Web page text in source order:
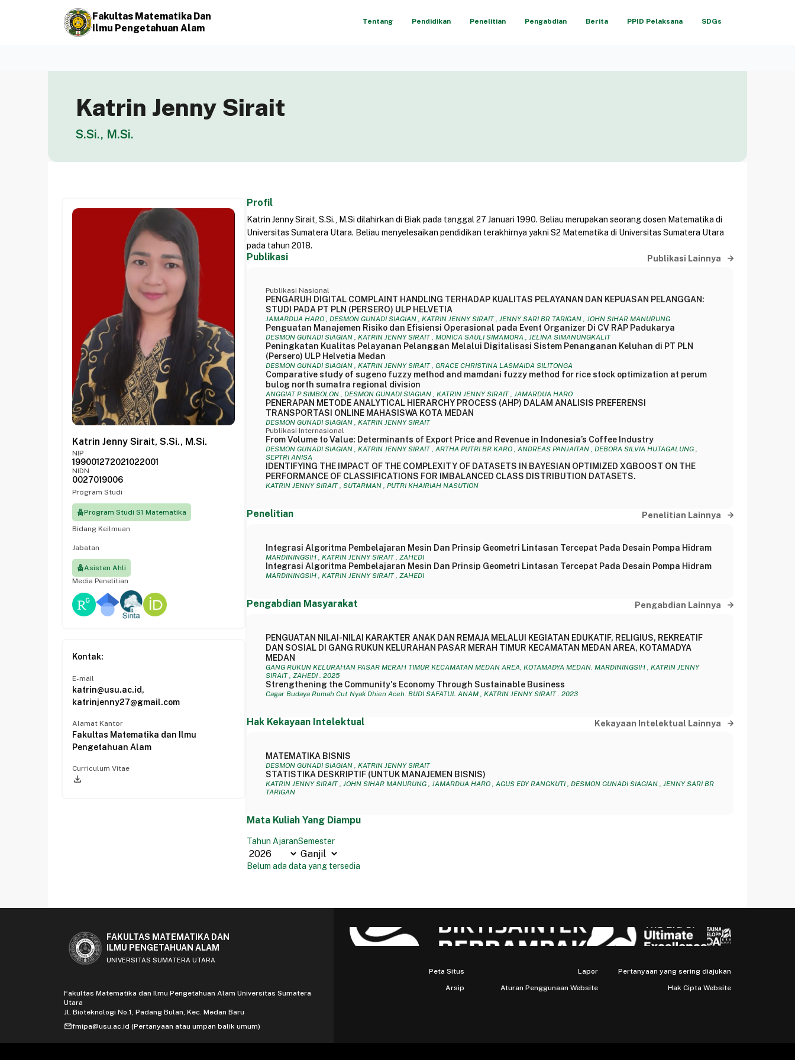
Fakultas Matematika Dan
Ilmu Pengetahuan Alam
Tentang Pendidikan Penelitian Pengabdian Berita PPID Pelaksana SDGs
Katrin Jenny Sirait
S.Si., M.Si.
Katrin Jenny Sirait, S.Si., M.Si.
NIP
199001272021022001
NIDN
0027019006
Program Studi
Program Studi S1 Matematika
Bidang Keilmuan
Jabatan
Asisten Ahli
Media Penelitian
Kontak:
E-mail
katrin@usu.ac.id,
katrinjenny27@gmail.com
Alamat Kantor
Fakultas Matematika dan Ilmu
Pengetahuan Alam
Curriculum Vitae
file_download
Profil
Katrin Jenny Sirait, S.Si., M.Si dilahirkan di Biak pada tanggal 27 Januari 1990. Beliau merupakan seorang dosen Matematika di
Universitas Sumatera Utara. Beliau menyelesaikan pendidikan terakhirnya yakni S2 Matematika di Universitas Sumatera Utara
pada tahun 2018.
Publikasi Publikasi Lainnya
Publikasi Nasional
PENGARUH DIGITAL COMPLAINT HANDLING TERHADAP KUALITAS PELAYANAN DAN KEPUASAN PELANGGAN:
STUDI PADA PT PLN (PERSERO) ULP HELVETIA
JAMARDUA HARO , DESMON GUNADI SIAGIAN , KATRIN JENNY SIRAIT , JENNY SARI BR TARIGAN , JOHN SIHAR MANURUNG
Penguatan Manajemen Risiko dan Efisiensi Operasional pada Event Organizer Di CV RAP Padukarya
DESMON GUNADI SIAGIAN , KATRIN JENNY SIRAIT , MONICA SAULI SIMAMORA , JELINA SIMANUNGKALIT
Peningkatan Kualitas Pelayanan Pelanggan Melalui Digitalisasi Sistem Penanganan Keluhan di PT PLN
(Persero) ULP Helvetia Medan
DESMON GUNADI SIAGIAN , KATRIN JENNY SIRAIT , GRACE CHRISTINA LASMAIDA SILITONGA
Comparative study of sugeno fuzzy method and mamdani fuzzy method for rice stock optimization at perum
bulog north sumatra regional division
ANGGIAT P SIMBOLON , DESMON GUNADI SIAGIAN , KATRIN JENNY SIRAIT , JAMARDUA HARO
PENERAPAN METODE ANALYTICAL HIERARCHY PROCESS (AHP) DALAM ANALISIS PREFERENSI
TRANSPORTASI ONLINE MAHASISWA KOTA MEDAN
DESMON GUNADI SIAGIAN , KATRIN JENNY SIRAIT
Publikasi Internasional
From Volume to Value: Determinants of Export Price and Revenue in Indonesia’s Coffee Industry
DESMON GUNADI SIAGIAN , KATRIN JENNY SIRAIT , ARTHA PUTRI BR KARO , ANDREAS PANJAITAN , DEBORA SILVIA HUTAGALUNG ,
SEPTRI ANISA
IDENTIFYING THE IMPACT OF THE COMPLEXITY OF DATASETS IN BAYESIAN OPTIMIZED XGBOOST ON THE
PERFORMANCE OF CLASSIFICATIONS FOR IMBALANCED CLASS DISTRIBUTION DATASETS.
KATRIN JENNY SIRAIT , SUTARMAN , PUTRI KHAIRIAH NASUTION
Penelitian Penelitian Lainnya
Integrasi Algoritma Pembelajaran Mesin Dan Prinsip Geometri Lintasan Tercepat Pada Desain Pompa Hidram
MARDININGSIH , KATRIN JENNY SIRAIT , ZAHEDI
Integrasi Algoritma Pembelajaran Mesin Dan Prinsip Geometri Lintasan Tercepat Pada Desain Pompa Hidram
MARDININGSIH , KATRIN JENNY SIRAIT , ZAHEDI
Pengabdian Masyarakat Pengabdian Lainnya
PENGUATAN NILAI-NILAI KARAKTER ANAK DAN REMAJA MELALUI KEGIATAN EDUKATIF, RELIGIUS, REKREATIF
DAN SOSIAL DI GANG RUKUN KELURAHAN PASAR MERAH TIMUR KECAMATAN MEDAN AREA, KOTAMADYA
MEDAN
GANG RUKUN KELURAHAN PASAR MERAH TIMUR KECAMATAN MEDAN AREA, KOTAMADYA MEDAN. MARDININGSIH , KATRIN JENNY
SIRAIT , ZAHEDI . 2025
Strengthening the Community's Economy Through Sustainable Business
Cagar Budaya Rumah Cut Nyak Dhien Aceh. BUDI SAFATUL ANAM , KATRIN JENNY SIRAIT . 2023
Hak Kekayaan Intelektual Kekayaan Intelektual Lainnya
MATEMATIKA BISNIS
DESMON GUNADI SIAGIAN , KATRIN JENNY SIRAIT
STATISTIKA DESKRIPTIF (UNTUK MANAJEMEN BISNIS)
KATRIN JENNY SIRAIT , JOHN SIHAR MANURUNG , JAMARDUA HARO , AGUS EDY RANGKUTI , DESMON GUNADI SIAGIAN , JENNY SARI BR
TARIGAN
Mata Kuliah Yang Diampu
Tahun AjaranSemester
Belum ada data yang tersedia
FAKULTAS MATEMATIKA DAN
ILMU PENGETAHUAN ALAM
UNIVERSITAS SUMATERA UTARA
Fakultas Matematika dan Ilmu Pengetahuan Alam Universitas Sumatera
Utara
Jl. Bioteknologi No.1, Padang Bulan, Kec. Medan Baru
mailfmipa@usu.ac.id (Pertanyaan atau umpan balik umum)
Peta Situs Lapor
Pertanyaan yang sering diajukan
Arsip
Aturan Penggunaan Website Hak Cipta Website